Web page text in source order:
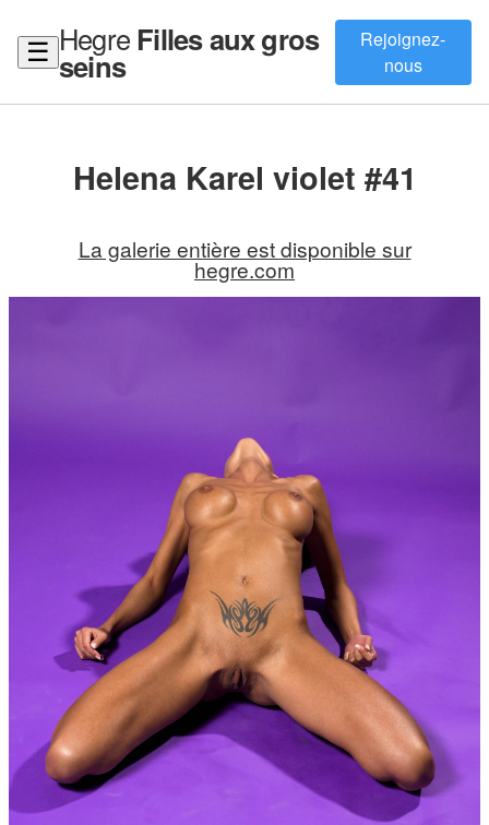
☰ Hegre Filles aux gros
seins
Rejoignez-
nous
Helena Karel violet #41
La galerie entière est disponible sur
hegre.com